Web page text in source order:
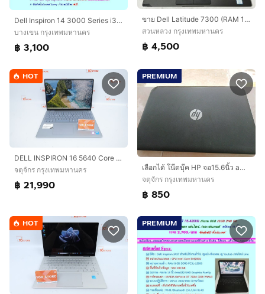
Dell Inspiron 14 3000 Series i3-6006U Ram 8GB SSD 240 GB หน้าจอ 14 นิ้ว ราคา 3,100.-บาท จัดส่งฟรีทั่วประเทศ
บางเขน กรุงเทพมหานคร
฿ 3,100
ขาย Dell Latitude 7300 (RAM 16GB / SSD 256GB)
สวนหลวง กรุงเทพมหานคร
฿ 4,500
HOT
DELL INSPIRON 16 5640 Core 7 150U Ram16.512GB
จตุจักร กรุงเทพมหานคร
฿ 21,990
PREMIUM
เลือกได้ โน๊ตบุ๊ค HP จอ15.6นิ้ว amd A4-5000 APU หรือ DELL intel Core i3 จอ 14 นิ้ว ราคาเริ่มต้นเพียง 850 บาท ตามนี้.
จตุจักร กรุงเทพมหานคร
฿ 850
HOT PREMIUM